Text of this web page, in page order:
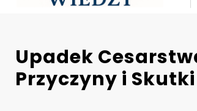
Upadek
Przyczyny i Skutki